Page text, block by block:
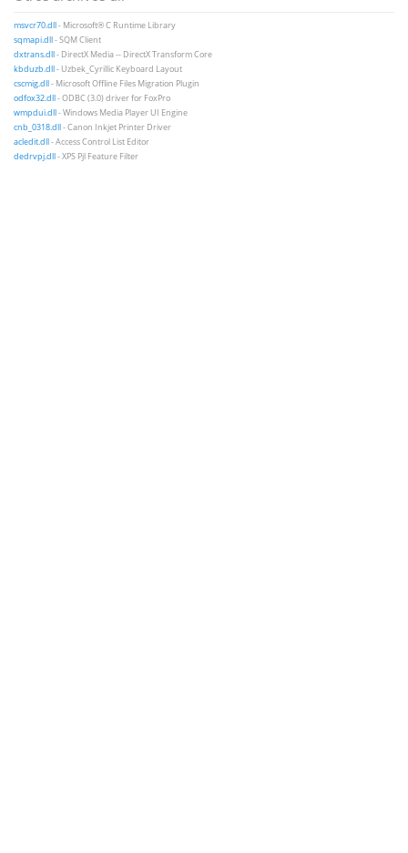
msvcr70.dll- Microsoft® C Runtime Library
sqmapi.dll- SQM Client
dxtrans.dll- DirectX Media -- DirectX Transform Core
kbduzb.dll- Uzbek_Cyrillic Keyboard Layout
cscmig.dll- Microsoft Offline Files Migration Plugin
odfox32.dll- ODBC (3.0) driver for FoxPro
wmpdui.dll- Windows Media Player UI Engine
cnb_0318.dll- Canon Inkjet Printer Driver
acledit.dll- Access Control List Editor
dedrvpj.dll- XPS Pjl Feature Filter